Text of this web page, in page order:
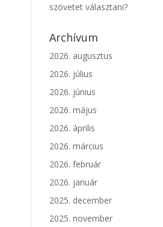
szövetet választani?
Archívum
2026. augusztus
2026. július
2026. június
2026. május
2026. április
2026. március
2026. február
2026. január
2025. december
2025. november